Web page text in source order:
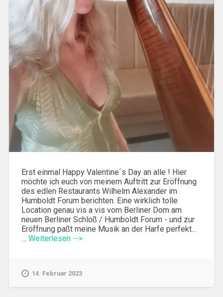
Erst einmal Happy Valentine´s Day an alle ! Hier
möchte ich euch von meinem Auftritt zur Eröffnung
des edlen Restaurants Wilhelm Alexander im
Humboldt Forum berichten. Eine wirklich tolle
Location genau vis a vis vom Berliner Dom am
neuen Berliner Schloß / Humboldt Forum - und zur
Eröffnung paßt meine Musik an der Harfe perfekt...
… Weiterlesen -->
14. Februar 2023